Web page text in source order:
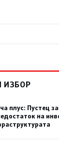
ИЗБОР
плус: Пустец
на